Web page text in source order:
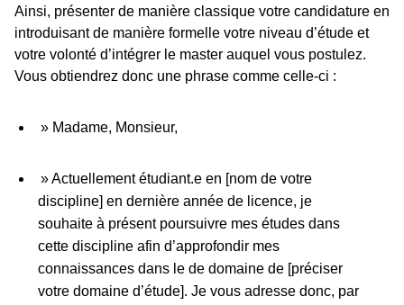
Ainsi, présenter de manière classique votre candidature en
introduisant de manière formelle votre niveau d’étude et
votre volonté d’intégrer le master auquel vous postulez.
Vous obtiendrez donc une phrase comme celle-ci :
» Madame, Monsieur,
» Actuellement étudiant.e en [nom de votre
discipline] en dernière année de licence, je
souhaite à présent poursuivre mes études dans
cette discipline afin d’approfondir mes
connaissances dans le de domaine de [préciser
votre domaine d’étude]. Je vous adresse donc, par